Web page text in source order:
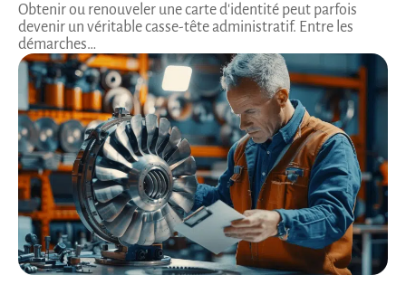
Obtenir ou renouveler une carte d'identité peut parfois
devenir un véritable casse-tête administratif. Entre les
démarches…